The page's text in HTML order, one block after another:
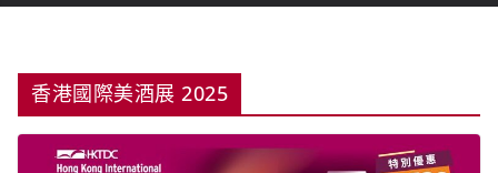
香港國際美酒展 2025